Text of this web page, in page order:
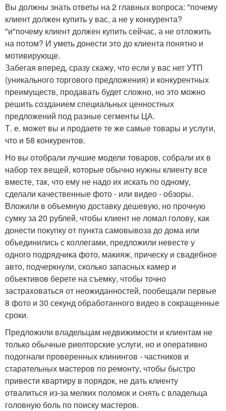
Вы должны знать ответы на 2 главных вопроса: "почему
клиент должен купить у вас, а не у конкурента?
"и"почему клиент должен купить сейчас, а не отложить
на потом? И уметь донести это до клиента понятно и
мотивирующе.
Забегая вперед, сразу скажу, что если у вас нет УТП
(уникального торгового предложения) и конкурентных
преимуществ, продавать будет сложно, но это можно
решить созданием специальных ценностных
предложений под разные сегменты ЦА.
Т. е. может вы и продаете те же самые товары и услуги,
что и 58 конкурентов.
Но вы отобрали лучшие модели товаров, собрали их в
набор тех вещей, которые обычно нужны клиенту все
вместе, так, что ему не надо их искать по одному,
сделали качественные фото - или видео - обзоры.
Вложили в объемную доставку дешевую, но прочную
сумку за 20 рублей, чтобы клиент не ломал голову, как
донести покупку от пункта самовывоза до дома или
объединились с коллегами, предложили невесте у
одного подрядчика фото, макияж, прическу и свадебное
авто, подчеркнули, сколько запасных камер и
объективов берете на съемку, чтобы точно
застраховаться от неожиданностей, пообещали первые
8 фото и 30 секунд обработанного видео в сокращенные
сроки.
Предложили владельцам недвижимости и клиентам не
только обычные риелторские услуги, но и оперативно
подогнали проверенных клинингов - частников и
старательных мастеров по ремонту, чтобы быстро
привести квартиру в порядок, не дать клиенту
отвалиться из-за мелких поломок и снять с владельца
головную боль по поиску мастеров.